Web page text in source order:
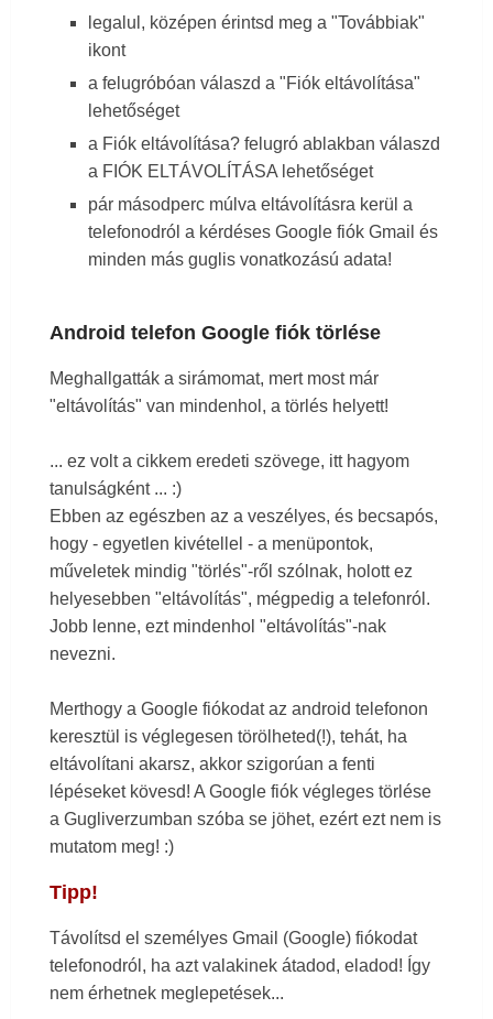
Google Bard, a segítőkész mesterséges
intelligencia
legalul, középen érintsd meg a "Továbbiak"
ikont
a felugróbóan válaszd a "Fiók eltávolítása"
lehetőséget
a Fiók eltávolítása? felugró ablakban válaszd
a FIÓK ELTÁVOLÍTÁSA lehetőséget
pár másodperc múlva eltávolításra kerül a
telefonodról a kérdéses Google fiók Gmail és
minden más guglis vonatkozású adata!
Android telefon Google fiók törlése
Meghallgatták a sirámomat, mert most már
"eltávolítás" van mindenhol, a törlés helyett!
... ez volt a cikkem eredeti szövege, itt hagyom
tanulságként ... :)
Ebben az egészben az a veszélyes, és becsapós,
hogy - egyetlen kivétellel - a menüpontok,
műveletek mindig "törlés"-ről szólnak, holott ez
helyesebben "eltávolítás", mégpedig a telefonról.
Jobb lenne, ezt mindenhol "eltávolítás"-nak
nevezni.
Merthogy a Google fiókodat az android telefonon
keresztül is véglegesen törölheted(!), tehát, ha
eltávolítani akarsz, akkor szigorúan a fenti
lépéseket kövesd! A Google fiók végleges törlése
a Gugliverzumban szóba se jöhet, ezért ezt nem is
mutatom meg! :)
Tipp!
Távolítsd el személyes Gmail (Google) fiókodat
telefonodról, ha azt valakinek átadod, eladod! Így
nem érhetnek meglepetések...